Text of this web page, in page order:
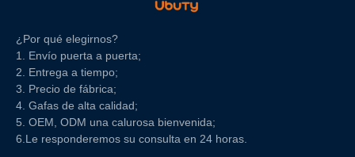
¿Por qué elegirnos?
1. Envío puerta a puerta;
2. Entrega a tiempo;
3. Precio de fábrica;
4. Gafas de alta calidad;
5. OEM, ODM una calurosa bienvenida;
6.Le responderemos su consulta en 24 horas.